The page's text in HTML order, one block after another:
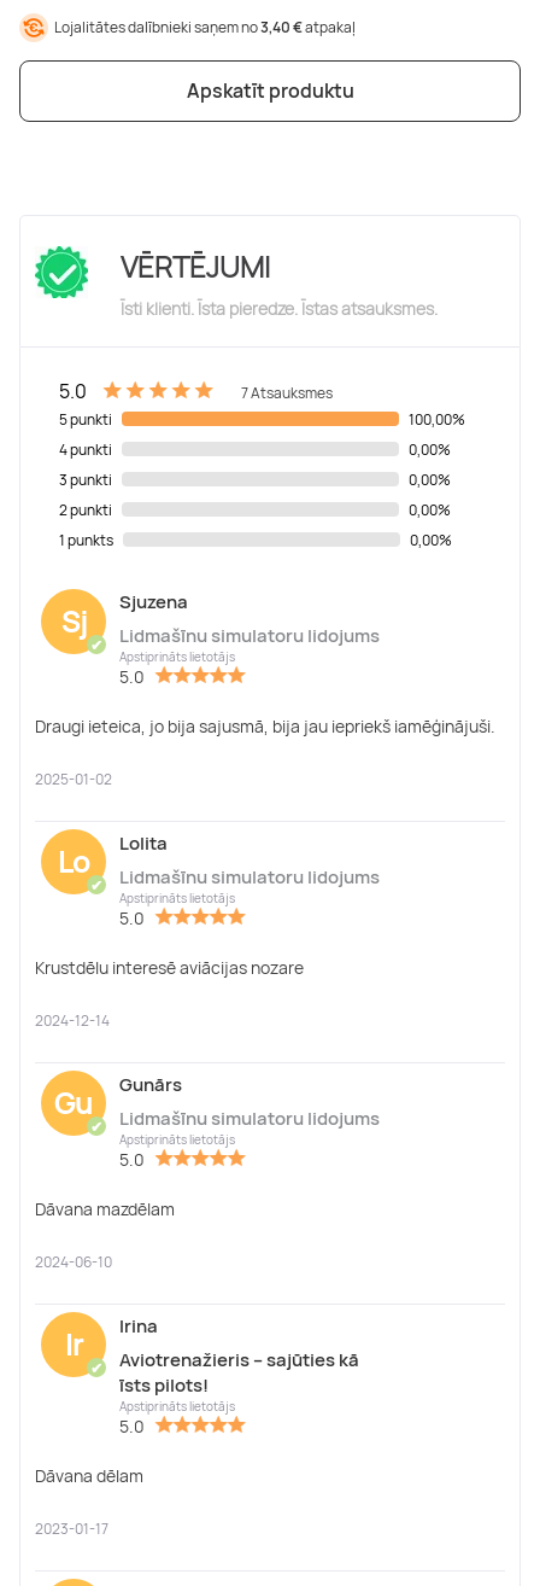
Boulderings
Kērlings
Citas ūdens izklaides
Vindsērfings
Mūzikas nodarbības
Deju nodarbības
Tetovēšanas salons
Deguna un Nabas pīrsings
Lojalitātes dalībnieki saņem no3,40 €atpakaļ
Apskatīt produktu
VĒRTĒJUMI
Īsti klienti. Īsta pieredze. Īstas atsauksmes.
5.0
7 Atsauksmes
5 punkti
100,00%
4 punkti
0,00%
3 punkti
0,00%
2 punkti
0,00%
1 punkts
0,00%
Sj
✔
Sjuzena
Lidmašīnu simulatoru lidojums
Apstiprināts lietotājs
5.0
Draugi ieteica, jo bija sajusmā, bija jau iepriekš iamēģinājuši.
2025-01-02
Lo
✔
Lolita
Lidmašīnu simulatoru lidojums
Apstiprināts lietotājs
5.0
Krustdēlu interesē aviācijas nozare
2024-12-14
Gu
✔
Gunārs
Lidmašīnu simulatoru lidojums
Apstiprināts lietotājs
5.0
Dāvana mazdēlam
2024-06-10
Ir
✔
Irina
Aviotrenažieris – sajūties kā
īsts pilots!
Apstiprināts lietotājs
5.0
Dāvana dēlam
2023-01-17